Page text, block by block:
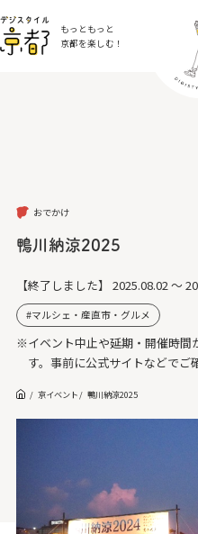
もっともっと
京都を楽しむ！
おでかけ
鴨川納涼2025
【終了しました】 2025.08.02 ～
マルシェ・産直市・グルメ
※イベント中止や延期・開催時間
す。事前に公式サイトなどでご
京イベント 鴨川納涼2025